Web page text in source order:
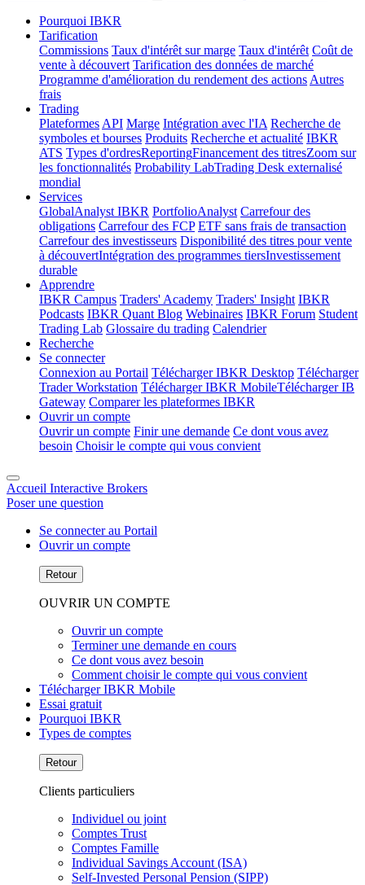
Pourquoi IBKR
Tarification
Commissions Taux d'intérêt sur marge Taux d'intérêt Coût de
vente à découvert Tarification des données de marché
Programme d'amélioration du rendement des actions Autres
frais
Trading
Plateformes API Marge Intégration avec l'IA Recherche de
symboles et bourses Produits Recherche et actualité IBKR
ATS Types d'ordresReportingFinancement des titresZoom sur
les fonctionnalités Probability LabTrading Desk externalisé
mondial
Services
GlobalAnalyst IBKR PortfolioAnalyst Carrefour des
obligations Carrefour des FCP ETF sans frais de transaction
Carrefour des investisseurs Disponibilité des titres pour vente
à découvertIntégration des programmes tiersInvestissement
durable
Apprendre
IBKR Campus Traders' Academy Traders' Insight IBKR
Podcasts IBKR Quant Blog Webinaires IBKR Forum Student
Trading Lab Glossaire du trading Calendrier
Recherche
Se connecter
Connexion au Portail Télécharger IBKR Desktop Télécharger
Trader Workstation Télécharger IBKR MobileTélécharger IB
Gateway Comparer les plateformes IBKR
Ouvrir un compte
Ouvrir un compte Finir une demande Ce dont vous avez
besoin Choisir le compte qui vous convient
Accueil Interactive Brokers
Poser une question
Se connecter au Portail
Ouvrir un compte
Retour
OUVRIR UN COMPTE
Ouvrir un compte
Terminer une demande en cours
Ce dont vous avez besoin
Comment choisir le compte qui vous convient
Télécharger IBKR Mobile
Essai gratuit
Pourquoi IBKR
Types de comptes
Retour
Clients particuliers
Individuel ou joint
Comptes Trust
Comptes Famille
Individual Savings Account (ISA)
Self-Invested Personal Pension (SIPP)